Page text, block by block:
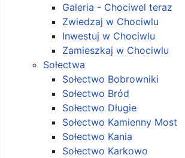
Galeria - Chociwel teraz
Zwiedzaj w Chociwlu
Inwestuj w Chociwlu
Zamieszkaj w Chociwlu
Sołectwa
Sołectwo Bobrowniki
Sołectwo Bród
Sołectwo Długie
Sołectwo Kamienny Most
Sołectwo Kania
Sołectwo Karkowo